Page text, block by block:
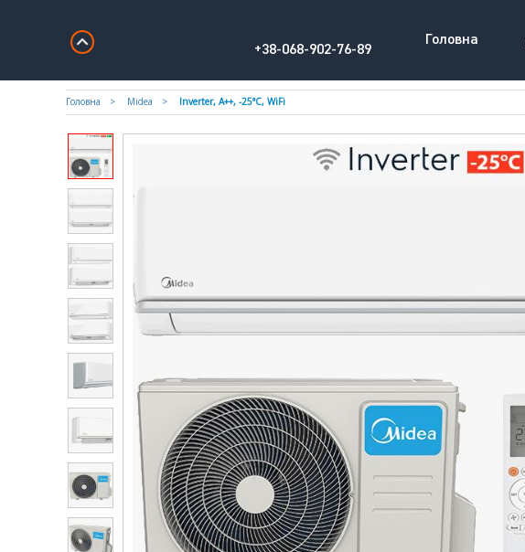
+38-068-902-76-89
Головна
Головна Midea Inverter, A++, -25°С, WiFi